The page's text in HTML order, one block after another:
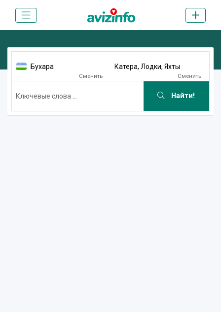
Бухара
Сменить
Катера, Лодки, Яхты
Сменить
Найти!